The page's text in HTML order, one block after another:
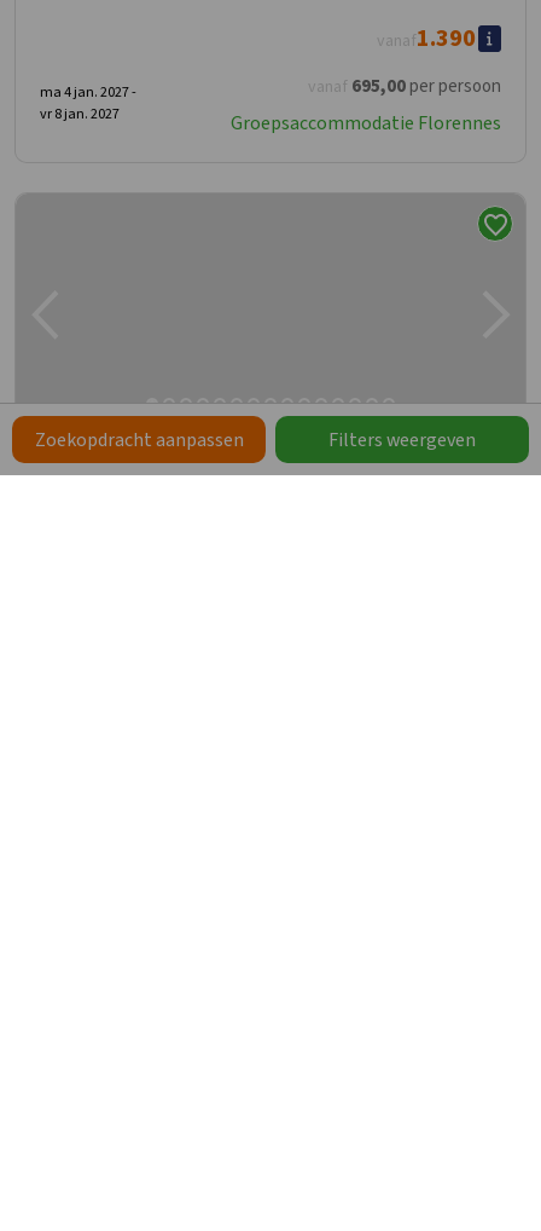
vanaf 695,00per persoon
vanaf1.390
ma 4 jan. 2027 -
vr 8 jan. 2027
Groepsaccommodatie Florennes
Groepsaccommodatie Anhee
Zoekopdracht aanpassen Filters weergeven